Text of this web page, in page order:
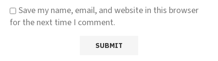
Save my name, email, and website in this browser
for the next time I comment.